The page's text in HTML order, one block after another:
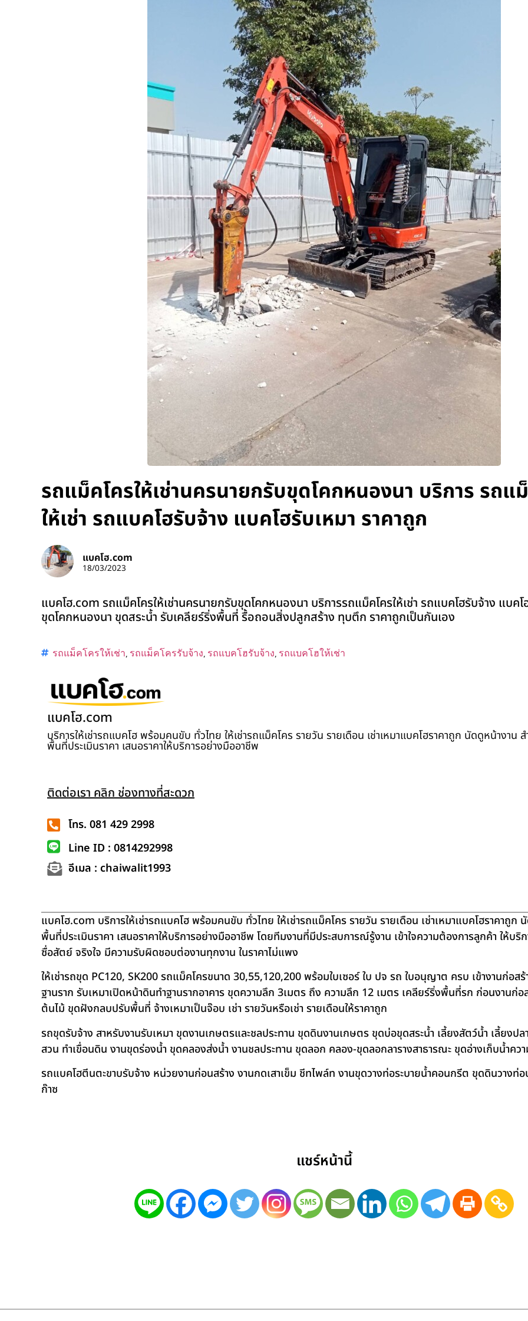
รถแม็คโครให้เช่านครนายกรับขุดโคกหนองนา บริการ รถแ
ให้เช่า รถแบคโฮรับจ้าง แบคโฮรับเหมา ราคาถูก
แบคโฮ.com
18/03/2023
แบคโฮ.com รถแม็คโครให้เช่านครนายกรับขุดโคกหนองนา บริการรถแม็คโครให้เช่า รถแบคโฮรับจ้าง แบค
ขุดโคกหนองนา ขุดสระน้ำ รับเคลียร์ริ่งพื้นที่ รื้อถอนสิ่งปลูกสร้าง ทุบตึก ราคาถูกเป็นกันเอง
รถแม็คโครให้เช่า, รถแม็คโครรับจ้าง, รถแบคโฮรับจ้าง, รถแบคโฮให้เช่า
แบคโฮ.com
บริการให้เช่ารถแบคโฮ พร้อมคนขับ ทั่วไทย ให้เช่ารถแม็คโคร รายวัน รายเดือน เช่าเหมาแบคโฮราคาถูก นัดดูหน้างาน ส
พื้นที่ประเมินราคา เสนอราคาให้บริการอย่างมืออาชีพ
ติดต่อเรา คลิก ช่องทางที่สะดวก
โทร. 081 429 2998
Line ID : 0814292998
อีเมล : chaiwalit1993
แบคโฮ.com บริการให้เช่ารถแบคโฮ พร้อมคนขับ ทั่วไทย ให้เช่ารถแม็คโคร รายวัน รายเดือน เช่าเหมาแบคโฮราคาถูก
พื้นที่ประเมินราคา เสนอราคาให้บริการอย่างมืออาชีพ โดยทีมงานที่มีประสบการณ์รู้งาน เข้าใจความต้องการลูกค้า ให้บริ
ซื่อสัตย์ จริงใจ มีความรับผิดชอบต่องานทุกงาน ในราคาไม่แพง
ให้เช่ารถขุด PC120, SK200 รถแม็คโครขนาด 30,55,120,200 พร้อมใบเซอร์ ใบ ปจ รถ ใบอนุญาต ครบ เข้างานก่อส
ฐานราก รับเหมาเปิดหน้าดินทำฐานรากอาคาร ขุดความลึก 3เมตร ถึง ความลึก 12 เมตร เคลียร์ริ่งพื้นที่รก ก่อนงานก่อ
ต้นไม้ ขุดฝังกลบปรับพื้นที่ จ้างเหมาเป็นจ๊อบ เช่า รายวันหรือเช่า รายเดือนให้ราคาถูก
รถขุดรับจ้าง สาหรับงานรับเหมา ขุดงานเกษตรและชลประทาน ขุดดินงานเกษตร ขุดบ่อขุดสระน้ำ เลี้ยงสัตว์น้ำ เลี้ยงป
สวน ทำเขื่อนดิน งานขุดร่องน้ำ ขุดคลองส่งน้ำ งานชลประทาน ขุดลอก คลอง-ขุดลอกลารางสาธารณะ ขุดอ่างเก็บน้ำคว
รถแบคโฮตีนตะขาบรับจ้าง หน่วยงานก่อนสร้าง งานกดเสาเข็ม ชีทไพล์ท งานขุดวางท่อระบายน้ำคอนกรีต ขุดดินวางท่อ
ก๊าซ
แชร์หน้านี้